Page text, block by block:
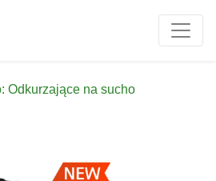
Odkurzające na sucho